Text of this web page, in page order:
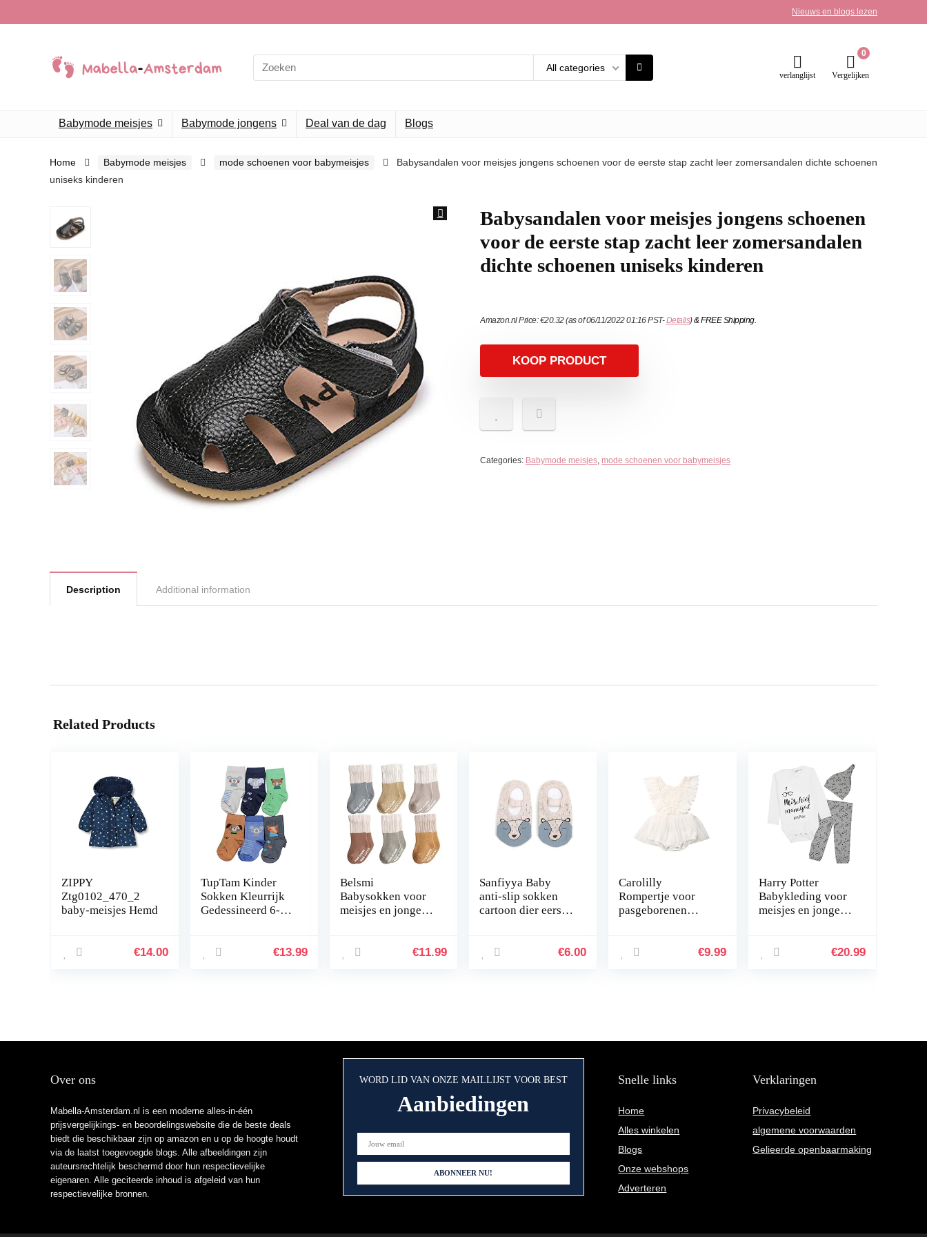
Nieuws en blogs lezen
Search
for:
All categories
verlanglijst
0
Vergelijken
Babymode meisjes Babymode jongens Deal van de dag Blogs
Home Babymode meisjes mode schoenen voor babymeisjes
Babysandalen voor meisjes jongens schoenen voor de eerste stap zacht leer zomersandalen dichte schoenen
uniseks kinderen
Babysandalen voor meisjes jongens schoenen
voor de eerste stap zacht leer zomersandalen
dichte schoenen uniseks kinderen
Amazon.nl Price:€20.32(as of 06/11/2022 01:16 PST-Details)&FREE Shipping.
KOOP PRODUCT
Categories: Babymode meisjes, mode schoenen voor babymeisjes
Description Additional information
Related Products
ZIPPY
Ztg0102_470_2
baby-meisjes Hemd
€14.00
TupTam Kinder
Sokken Kleurrijk
Gedessineerd 6-
€13.99
Belsmi
Babysokken voor
meisjes en jongens,
kniehoge kousen,
€11.99
Sanfiyya Baby
anti-slip sokken
cartoon dier eerste
voor 1-5 jaar
€6.00
Carolilly
Rompertje voor
pasgeborenen
babyromper,
€9.99
Harry Potter
Babykleding voor
meisjes en jongens
pasgeborenen met
€20.99
Over ons
Mabella-Amsterdam.nl is een moderne alles-in-één
prijsvergelijkings- en beoordelingswebsite die de beste deals
biedt die beschikbaar zijn op amazon en u op de hoogte houdt
via de laatst toegevoegde blogs. Alle afbeeldingen zijn
auteursrechtelijk beschermd door hun respectievelijke
eigenaren. Alle geciteerde inhoud is afgeleid van hun
respectievelijke bronnen.
WORD LID VAN ONZE MAILLIJST VOOR BEST
Aanbiedingen
Snelle links
Home
Alles winkelen
Blogs
Onze webshops
Adverteren
Verklaringen
Privacybeleid
algemene voorwaarden
Gelieerde openbaarmaking